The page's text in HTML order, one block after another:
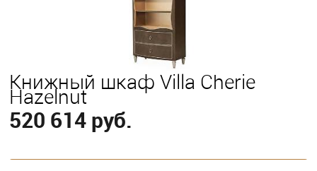
Книжный шкаф Villa Cherie
Hazelnut
520 614 руб.